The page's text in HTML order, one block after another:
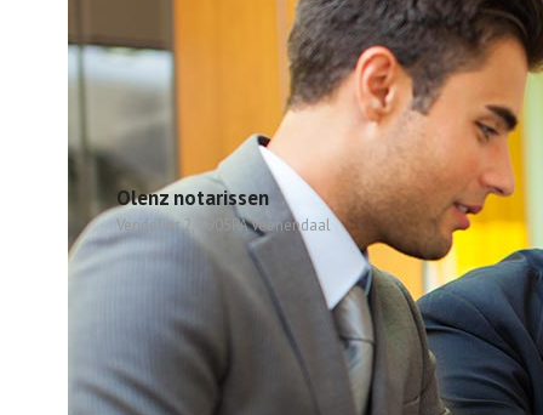
Olenz notarissen
Vendelier 2, 3905PA Veenendaal